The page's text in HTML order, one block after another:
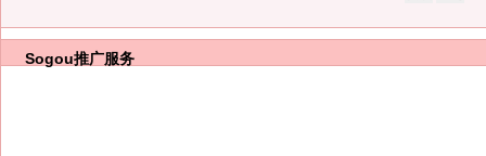
Sogou推广服务